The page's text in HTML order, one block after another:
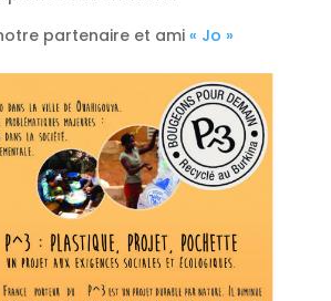
partenaire et ami« Jo »